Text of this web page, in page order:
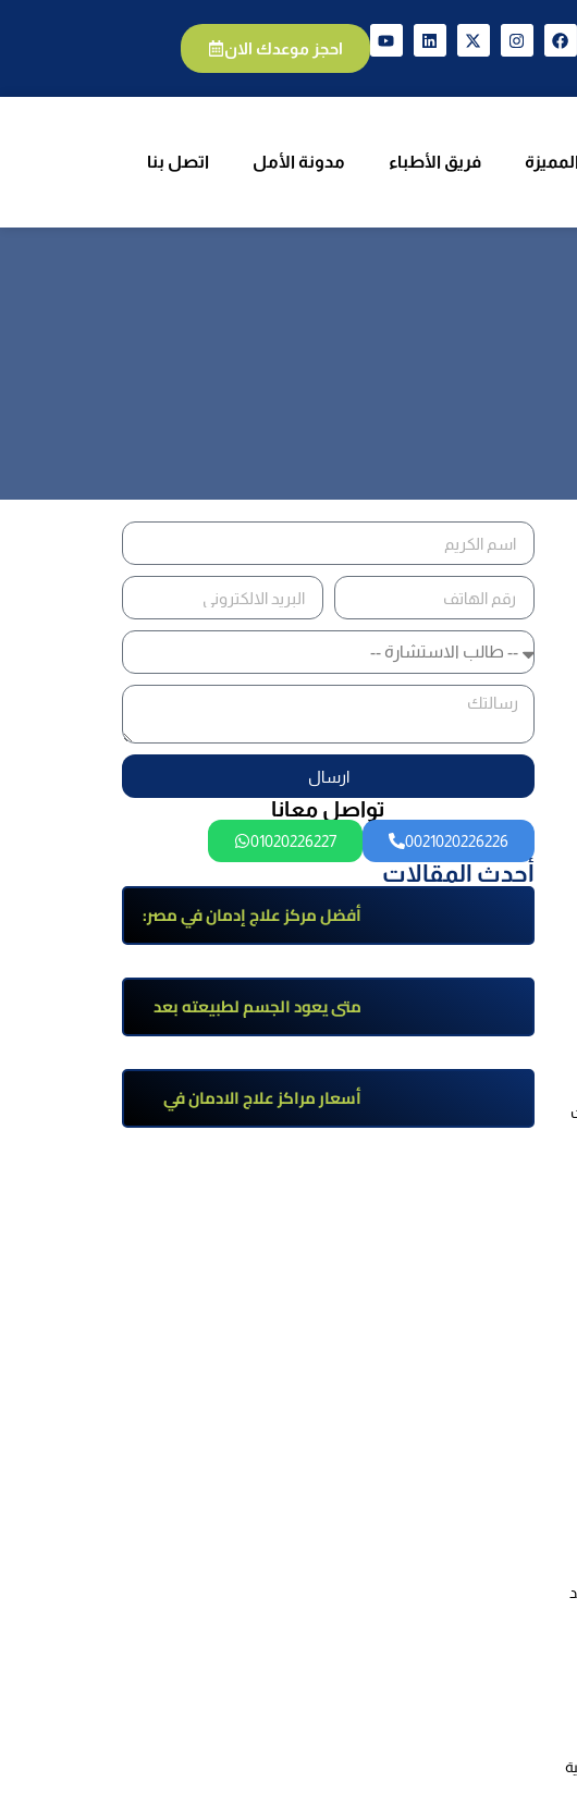
احجز موعدك الان
فريق الأطباء مدونة الأمل اتصل بنا
فريق الأطباء مدونة الأمل اتصل بنا
ارسال
تواصل معانا
0021020226226
01020226227
أحدث المقالات
أفضل مركز علاج إدمان في مصر:
برامج علاج معتمدة وتعافي آمن
تحت إشراف طبي
متى يعود الجسم لطبيعته بعد
ترك مخدر الآيس؟ مراحل التعافي
والعوامل المؤثرة
أسعار مراكز علاج الادمان في
مصر: كم تبلغ التكلفة وما الذي